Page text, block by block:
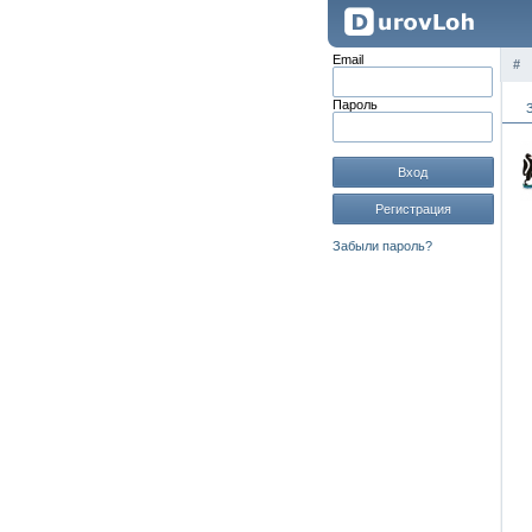
Email
Пароль
Вход
Регистрация
Забыли пароль?
#